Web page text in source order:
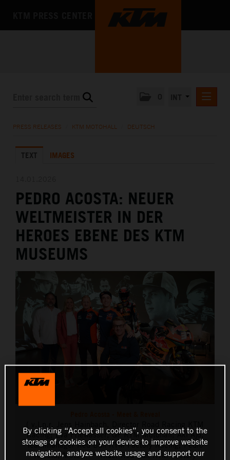
KTM X-BOW
DEUTSCH
ENGLISH
MEDIA
THE COMPANY
PRESS RELEASES KTM MOTOHALL DEUTSCH
TEXT IMAGES
PEDRO ACOSTA: NEUER
WELTMEISTER IN DER
HEROES EBENE DES KTM
MUSEUMS
Racing; Eva Priewasser, GF KTM Motohall; Aki Ajo,
Teammanager Red Bull KTM Factory Racing; Pedro
Acosta, MotoGP™ Rider Red Bull KTM Factory
By clicking “Accept all cookies”, you consent to the
storage of cookies on your device to improve website
navigation, analyze website usage and support our